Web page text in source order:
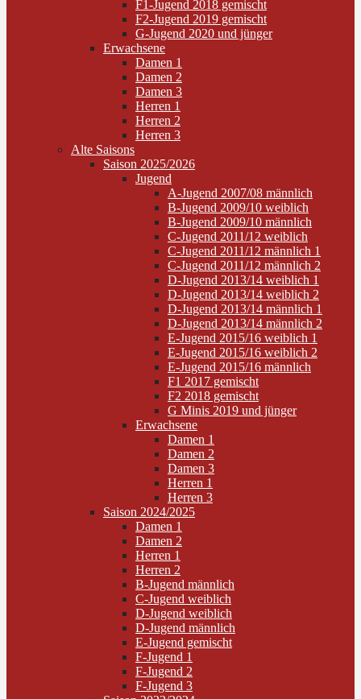
F1-Jugend 2018 gemischt
F2-Jugend 2019 gemischt
G-Jugend 2020 und jünger
Erwachsene
Damen 1
Damen 2
Damen 3
Herren 1
Herren 2
Herren 3
Alte Saisons
Saison 2025/2026
Jugend
A-Jugend 2007/08 männlich
B-Jugend 2009/10 weiblich
B-Jugend 2009/10 männlich
C-Jugend 2011/12 weiblich
C-Jugend 2011/12 männlich 1
C-Jugend 2011/12 männlich 2
D-Jugend 2013/14 weiblich 1
D-Jugend 2013/14 weiblich 2
D-Jugend 2013/14 männlich 1
D-Jugend 2013/14 männlich 2
E-Jugend 2015/16 weiblich 1
E-Jugend 2015/16 weiblich 2
E-Jugend 2015/16 männlich
F1 2017 gemischt
F2 2018 gemischt
G Minis 2019 und jünger
Erwachsene
Damen 1
Damen 2
Damen 3
Herren 1
Herren 3
Saison 2024/2025
Damen 1
Damen 2
Herren 1
Herren 2
B-Jugend männlich
C-Jugend weiblich
D-Jugend weiblich
D-Jugend männlich
E-Jugend gemischt
F-Jugend 1
F-Jugend 2
F-Jugend 3